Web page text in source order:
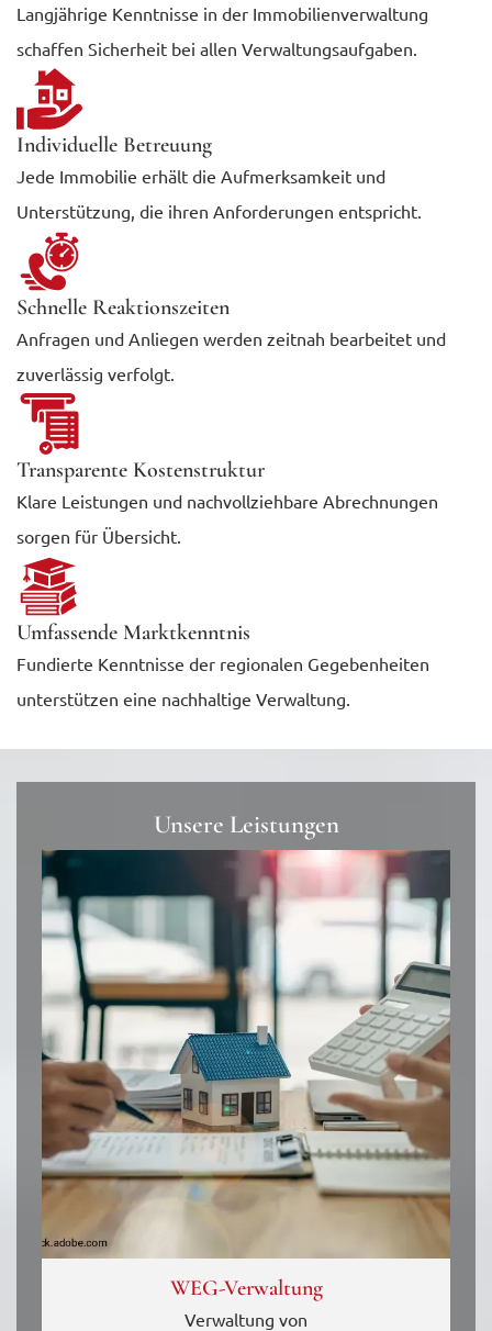
Langjährige Kenntnisse in der Immobilienverwaltung
schaffen Sicherheit bei allen Verwaltungsaufgaben.
Individuelle Betreuung
Jede Immobilie erhält die Aufmerksamkeit und
Unterstützung, die ihren Anforderungen entspricht.
Schnelle Reaktionszeiten
Anfragen und Anliegen werden zeitnah bearbeitet und
zuverlässig verfolgt.
Transparente Kostenstruktur
Klare Leistungen und nachvollziehbare Abrechnungen
sorgen für Übersicht.
Umfassende Marktkenntnis
Fundierte Kenntnisse der regionalen Gegebenheiten
unterstützen eine nachhaltige Verwaltung.
Unsere Leistungen
WEG-Verwaltung
Verwaltung von